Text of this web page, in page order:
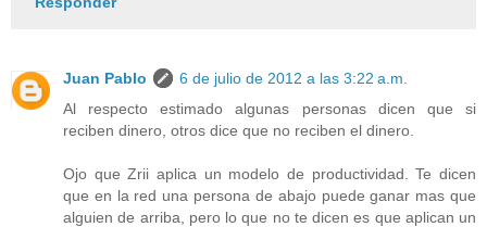
Juan Pablo
6 de julio de 2012 a las 3:22 a.m.
Al respecto estimado algunas personas dicen que si
reciben dinero, otros dice que no reciben el dinero.
Ojo que Zrii aplica un modelo de productividad. Te dicen
que en la red una persona de abajo puede ganar mas que
alguien de arriba, pero lo que no te dicen es que aplican un